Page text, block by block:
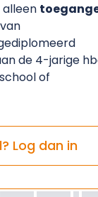
alleen
de 4-jarige
of
Log dan in